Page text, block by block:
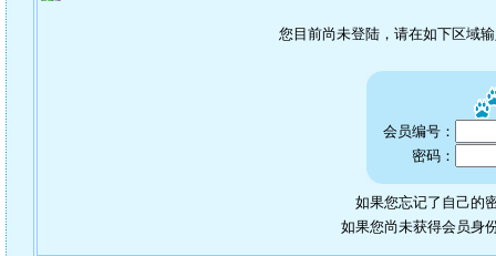
您目前尚未登陆，请在如下区域
会员编号：
密码：
如果您忘记了自己的
如果您尚未获得会员身